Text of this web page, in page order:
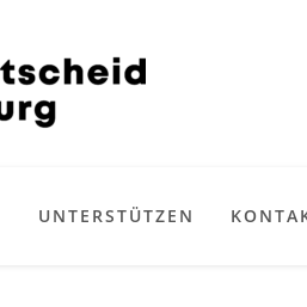
UNTERSTÜTZEN